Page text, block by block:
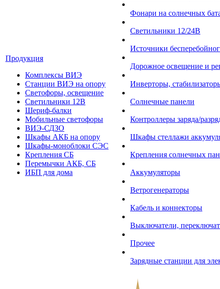
Продукция
Комплексы ВИЭ
Станции ВИЭ на опору
Светофоры, освещение
Светильники 12В
Шериф-балки
Мобильные светофоры
ВИЭ-СДЗО
Шкафы АКБ на опору
Шкафы-моноблоки СЭС
Крепления СБ
Перемычки АКБ, СБ
ИБП для дома
Фонари на солнечных
Светильники 12/24В
Источники
Дорожное освещение и
Инверторы,
Солнечные панели
Контроллеры заряда/
Шкафы стеллажи
Крепления солнечных
Аккумуляторы
Ветрогенераторы
Кабель и коннекторы
Выключатели,
Прочее
Зарядные станции для